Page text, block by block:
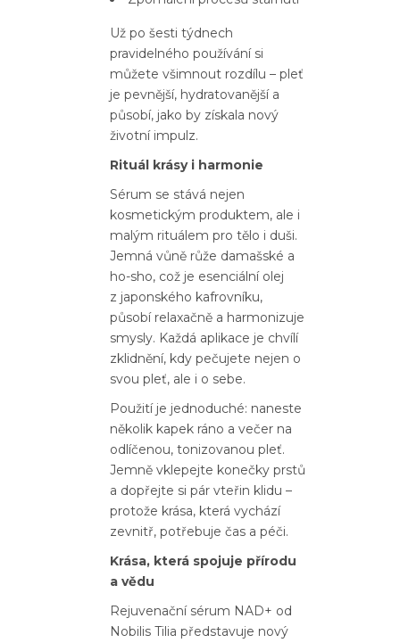
Už po šesti týdnech
pravidelného používání si
můžete všimnout rozdílu – pleť
je pevnější, hydratovanější a
působí, jako by získala nový
životní impulz.
Rituál krásy i harmonie
Sérum se stává nejen
kosmetickým produktem, ale i
malým rituálem pro tělo i duši.
Jemná vůně růže damašské a
ho-sho, což je esenciální olej
z japonského kafrovníku,
působí relaxačně a harmonizuje
smysly. Každá aplikace je chvílí
zklidnění, kdy pečujete nejen o
svou pleť, ale i o sebe.
Použití je jednoduché: naneste
několik kapek ráno a večer na
odlíčenou, tonizovanou pleť.
Jemně vklepejte konečky prstů
a dopřejte si pár vteřin klidu –
protože krása, která vychází
zevnitř, potřebuje čas a péči.
Krása, která spojuje přírodu
a vědu
Rejuvenační sérum NAD+ od
Nobilis Tilia představuje nový